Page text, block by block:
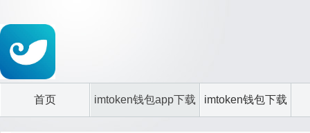
首页 imtoken钱包app下载 imtoken钱包下载